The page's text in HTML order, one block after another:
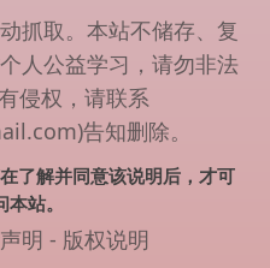
抓取。本站不储存、复
人公益学习，请勿非法
侵权，请联系
告知删除。
了解并同意该说明后，才可
站。
明 - 版权说明